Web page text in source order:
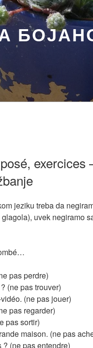
exercices
jeziku treba da
uvek negiramo
pas perdre)
(ne pas trouver)
(ne pas jouer)
pas regarder)
pas sortir)
maison. (ne pas
(ne pas entendre)